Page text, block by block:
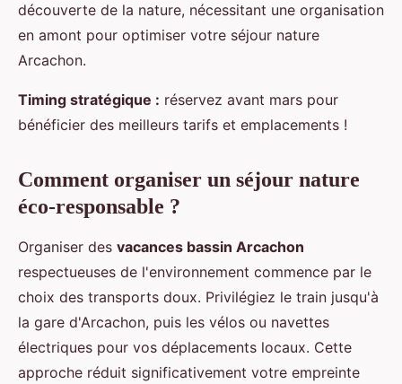
découverte de la nature, nécessitant une organisation
en amont pour optimiser votre séjour nature
Arcachon.
Timing stratégique : réservez avant mars pour
bénéficier des meilleurs tarifs et emplacements !
Comment organiser un séjour nature
éco-responsable ?
Organiser des vacances bassin Arcachon
respectueuses de l'environnement commence par le
choix des transports doux. Privilégiez le train jusqu'à
la gare d'Arcachon, puis les vélos ou navettes
électriques pour vos déplacements locaux. Cette
approche réduit significativement votre empreinte